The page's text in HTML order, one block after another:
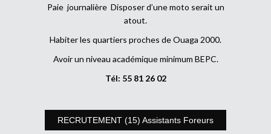
Paie journalière Disposer d’une moto serait un
atout.
Habiter les quartiers proches de Ouaga 2000.
Avoir un niveau académique minimum BEPC.
Tél: 55 81 26 02
RECRUTEMENT (15) Assistants Foreurs